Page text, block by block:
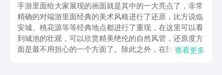
手游里面给大家展现的画面就是其中的一大亮点了，非常
精确的对端游里面经典的美术风格进行了还原，比方说临
安城、桃花源等等经典地点都进行了重现，在这里可以看
到城池的壮观，可以欣赏精美绝伦的自然风管，还原度方
面是最不用担心的一个方面了。除此之外，在致敬经典的
查看更多